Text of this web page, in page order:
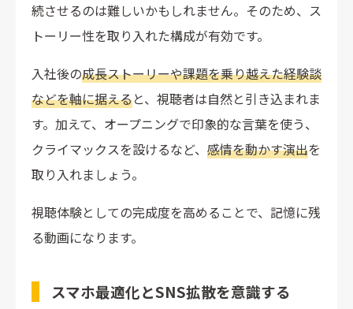
続させるのは難しいかもしれません。そのため、ス
トーリー性を取り入れた構成が有効です。
入社後の成長ストーリーや課題を乗り越えた経験談
などを軸に据えると、視聴者は自然と引き込まれま
す。加えて、オープニングで印象的な言葉を使う、
クライマックスを設けるなど、 感情を動かす演出を
取り入れましょう。
視聴体験としての完成度を高めることで、記憶に残
る動画になります。
スマホ最適化とSNS拡散を意識する